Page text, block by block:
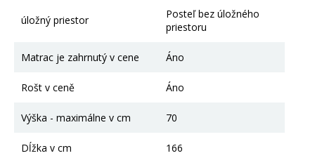
úložný priestor
Posteľ bez úložného
priestoru
Matrac je zahrnutý v cene Áno
Rošt v ceně Áno
Výška - maximálne v cm 70
Dĺžka v cm 166